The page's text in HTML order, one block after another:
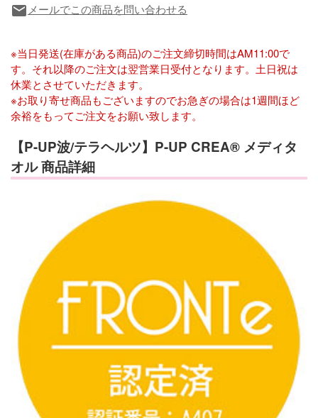
local_post_office メールでこの商品を問い合わせる
※当日発送(在庫がある商品)のご注文締切時間はAM11:00で
す。それ以降のご注文は翌営業日受付となります。土日祝は
休業とさせていただきます。
※お取り寄せ商品もございますのでお急ぎの場合は1週間ほど
余裕をもってご注文をお願い致します。
【P-UP波/テラヘルツ】P-UP CREA® メディタ
オル 商品詳細